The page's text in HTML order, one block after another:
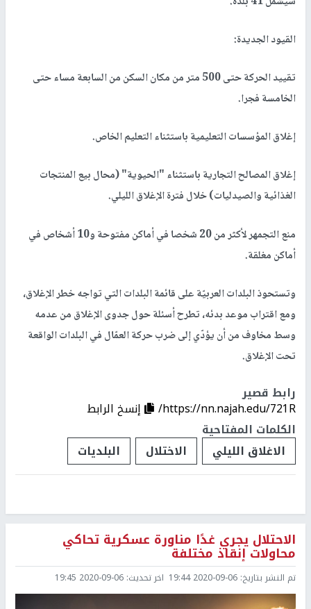
القيود الجديدة:
تقييد الحركة حتى 500 متر من مكان السكن من السابعة مساء حتى
الخامسة فجرا.
إغلاق المؤسسات التعليمية باستثناء التعليم الخاص.
إغلاق المصالح التجارية باستثناء "الحيوية" (محال بيع المنتجات
الغذائية والصيدليات) خلال فترة الإغلاق الليلي.
منع التجمهر لأكثر من 20 شخصا في أماكن مفتوحة و10 أشخاص في
أماكن مغلقة.
وتستحوذ البلدات العربيّة على قائمة البلدات التي تواجه خطر الإغلاق،
ومع اقتراب موعد بدئه، تطرح أسئلة حول جدوى الإغلاق من عدمه
وسط مخاوف من أن يؤدّي إلى ضرب حركة العمّال في البلدات الواقعة
تحت الإغلاق.
رابط قصير
https://nn.najah.edu/721R/
إنسخ الرابط
الكلمات المفتاحية
الاغلاق الليلي
الاختلال البلديات
الاحتلال يجري غدًا مناورة عسكرية تحاكي
محاولات إنقاذ مختلفة
تم النشر بتاريخ: 2020-09-06 19:44 اخر تحديث: 2020-09-06 19:45